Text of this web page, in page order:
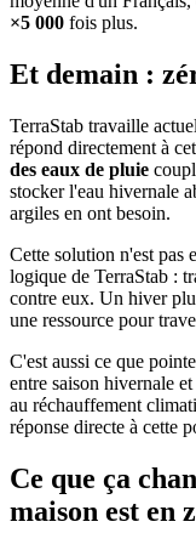
×5 000 fois plus.
Et demain :
TerraStab travaille
répond directement à
des eaux de pluie
stocker l'eau hivernale
argiles en ont besoin.
Cette solution n'est pas
logique de TerraStab :
contre eux. Un hiver
une ressource pour
C'est aussi ce que
entre saison hivernale
au réchauffement
réponse directe à cette
Ce que ça
maison est en